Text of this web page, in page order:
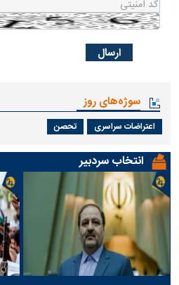
سوژه‌های روز
اعتراضات سراسری تحصن
انتخاب سردبیر